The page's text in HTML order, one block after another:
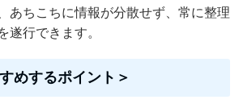
あちこちに情報が分散せず、常に整理
遂行できます。
めするポイント＞